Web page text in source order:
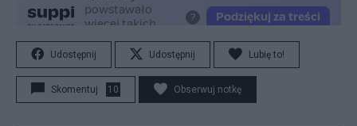
Udostępnij Udostępnij Lubię to!
Skomentuj 10 Obserwuj notkę